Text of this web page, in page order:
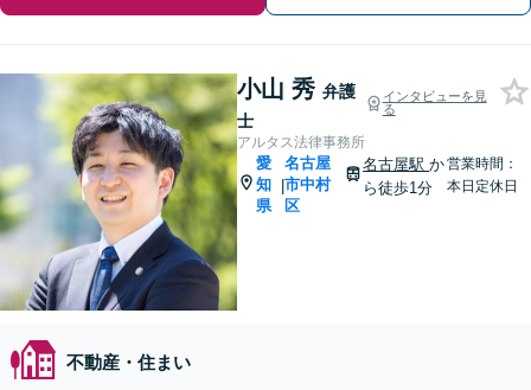
小山 秀 弁護
士
インタビューを見
る
アルタス法律事務所
愛
知
県
|
名古屋
市中村
区
名古屋駅か
ら徒歩1分
営業時間：
本日定休日
不動産・住まい